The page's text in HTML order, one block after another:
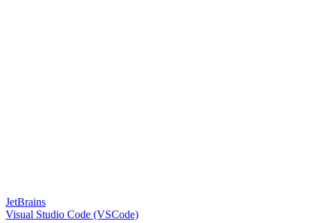
JetBrains
Visual Studio Code (VSCode)